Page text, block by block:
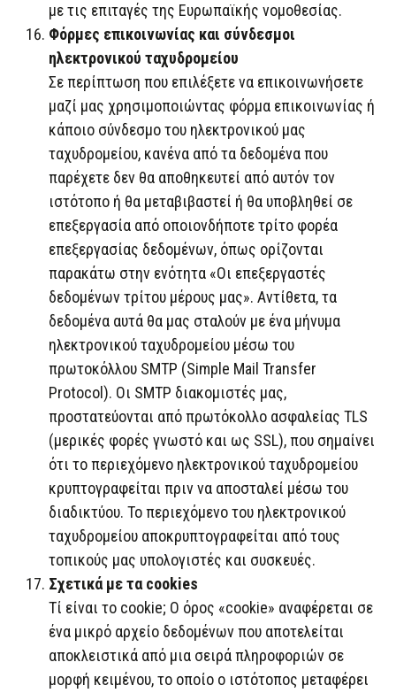
με τις επιταγές της Ευρωπαϊκής νομοθεσίας.
Φόρμες επικοινωνίας και σύνδεσμοι
ηλεκτρονικού ταχυδρομείου
Σε περίπτωση που επιλέξετε να επικοινωνήσετε
μαζί μας χρησιμοποιώντας φόρμα επικοινωνίας ή
κάποιο σύνδεσμο του ηλεκτρονικού μας
ταχυδρομείου, κανένα από τα δεδομένα που
παρέχετε δεν θα αποθηκευτεί από αυτόν τον
ιστότοπο ή θα μεταβιβαστεί ή θα υποβληθεί σε
επεξεργασία από οποιονδήποτε τρίτο φορέα
επεξεργασίας δεδομένων, όπως ορίζονται
παρακάτω στην ενότητα «Οι επεξεργαστές
δεδομένων τρίτου μέρους μας». Αντίθετα, τα
δεδομένα αυτά θα μας σταλούν με ένα μήνυμα
ηλεκτρονικού ταχυδρομείου μέσω του
πρωτοκόλλου SMTP (Simple Mail Transfer
Protocol). Οι SMTP διακομιστές μας,
προστατεύονται από πρωτόκολλο ασφαλείας TLS
(μερικές φορές γνωστό και ως SSL), που σημαίνει
ότι το περιεχόμενο ηλεκτρονικού ταχυδρομείου
κρυπτογραφείται πριν να αποσταλεί μέσω του
διαδικτύου. Το περιεχόμενο του ηλεκτρονικού
ταχυδρομείου αποκρυπτογραφείται από τους
τοπικούς μας υπολογιστές και συσκευές.
Σχετικά με τα cookies
Τί είναι το cookie; Ο όρος «cookie» αναφέρεται σε
ένα μικρό αρχείο δεδομένων που αποτελείται
αποκλειστικά από μια σειρά πληροφοριών σε
μορφή κειμένου, το οποίο ο ιστότοπος μεταφέρει